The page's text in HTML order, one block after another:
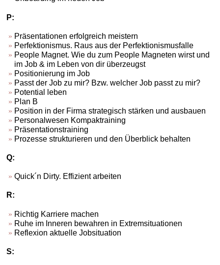
P:
Präsentationen erfolgreich meistern
Perfektionismus. Raus aus der Perfektionismusfalle
People Magnet. Wie du zum People Magneten wirst und
im Job & im Leben von dir überzeugst
Positionierung im Job
Passt der Job zu mir? Bzw. welcher Job passt zu mir?
Potential leben
Plan B
Position in der Firma strategisch stärken und ausbauen
Personalwesen Kompaktraining
Präsentationstraining
Prozesse strukturieren und den Überblick behalten
Q:
Quick´n Dirty. Effizient arbeiten
R:
Richtig Karriere machen
Ruhe im Inneren bewahren in Extremsituationen
Reflexion aktuelle Jobsituation
S: